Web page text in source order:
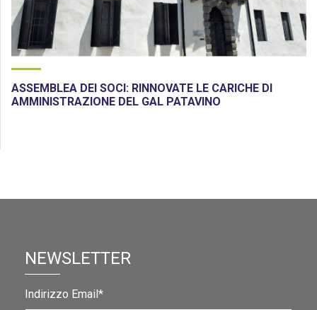
ASSEMBLEA DEI SOCI: RINNOVATE LE CARICHE DI
AMMINISTRAZIONE DEL GAL PATAVINO
NEWSLETTER
Indirizzo Email*